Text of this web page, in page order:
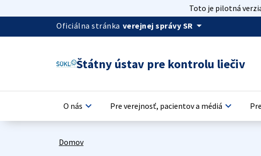
Toto je pilotná
Oficiálna stránka verejnej správy SR arrow_drop_down
Štátny ústav pre kontrolu liečiv
O nás keyboard_arrow_down Pre verejnosť, pacientov a médiá keyboard_arrow_down
Domov